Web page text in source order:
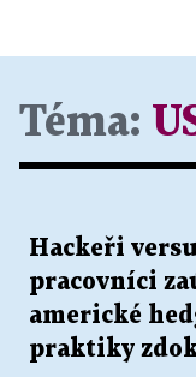
Téma:
Hackeři
pracovníci
americké
praktiky